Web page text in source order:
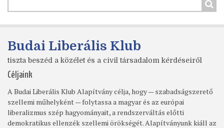
Budai Liberális Klub
tiszta beszéd a közélet és a civil társadalom kérdéseiről
Céljaink
A Budai Liberális Klub Alapítvány célja, hogy — szabadságszerető
szellemi műhelyként — folytassa a magyar és az európai
liberalizmus szép hagyományait, a rendszerváltás előtti
demokratikus ellenzék szellemi örökségét. Alapítványunk kiáll az